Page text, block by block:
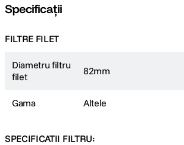
Specificații
FILTRE FILET
Diametru filtru
filet
82mm
Gama Altele
SPECIFICATII FILTRU: